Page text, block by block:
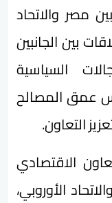
مصر والاتحاد
بين الجانبين
السياسية
عمق المصالح
التعاون.
الاقتصادي
الأوروبي،